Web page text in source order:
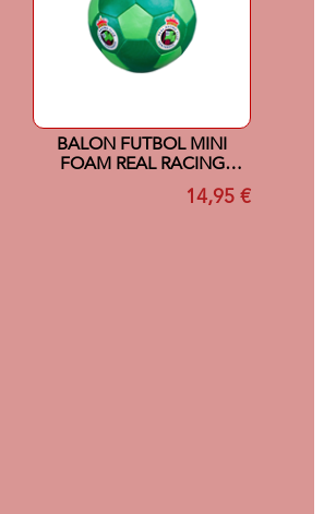
BALON FUTBOL MINI
FOAM REAL RACING
CLUB SANTANDER14,95 €